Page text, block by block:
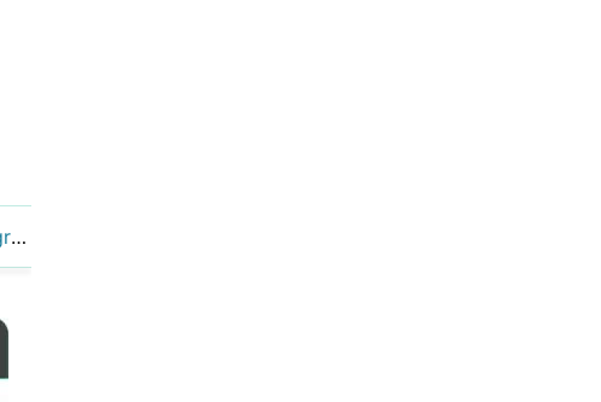
Kan jeg bruke Stepper hvis jeg er gravid?